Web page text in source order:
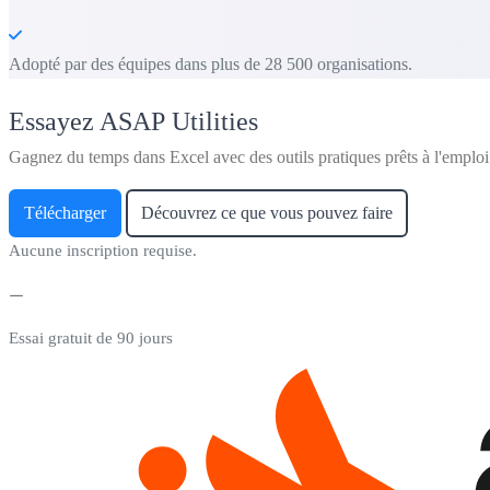
Adopté par des équipes dans plus de 28 500 organisations.
Essayez ASAP Utilities
Gagnez du temps dans Excel avec des outils pratiques prêts à
Télécharger Découvrez ce que vous pouvez faire
Aucune inscription requise.
Essai gratuit de 90 jours